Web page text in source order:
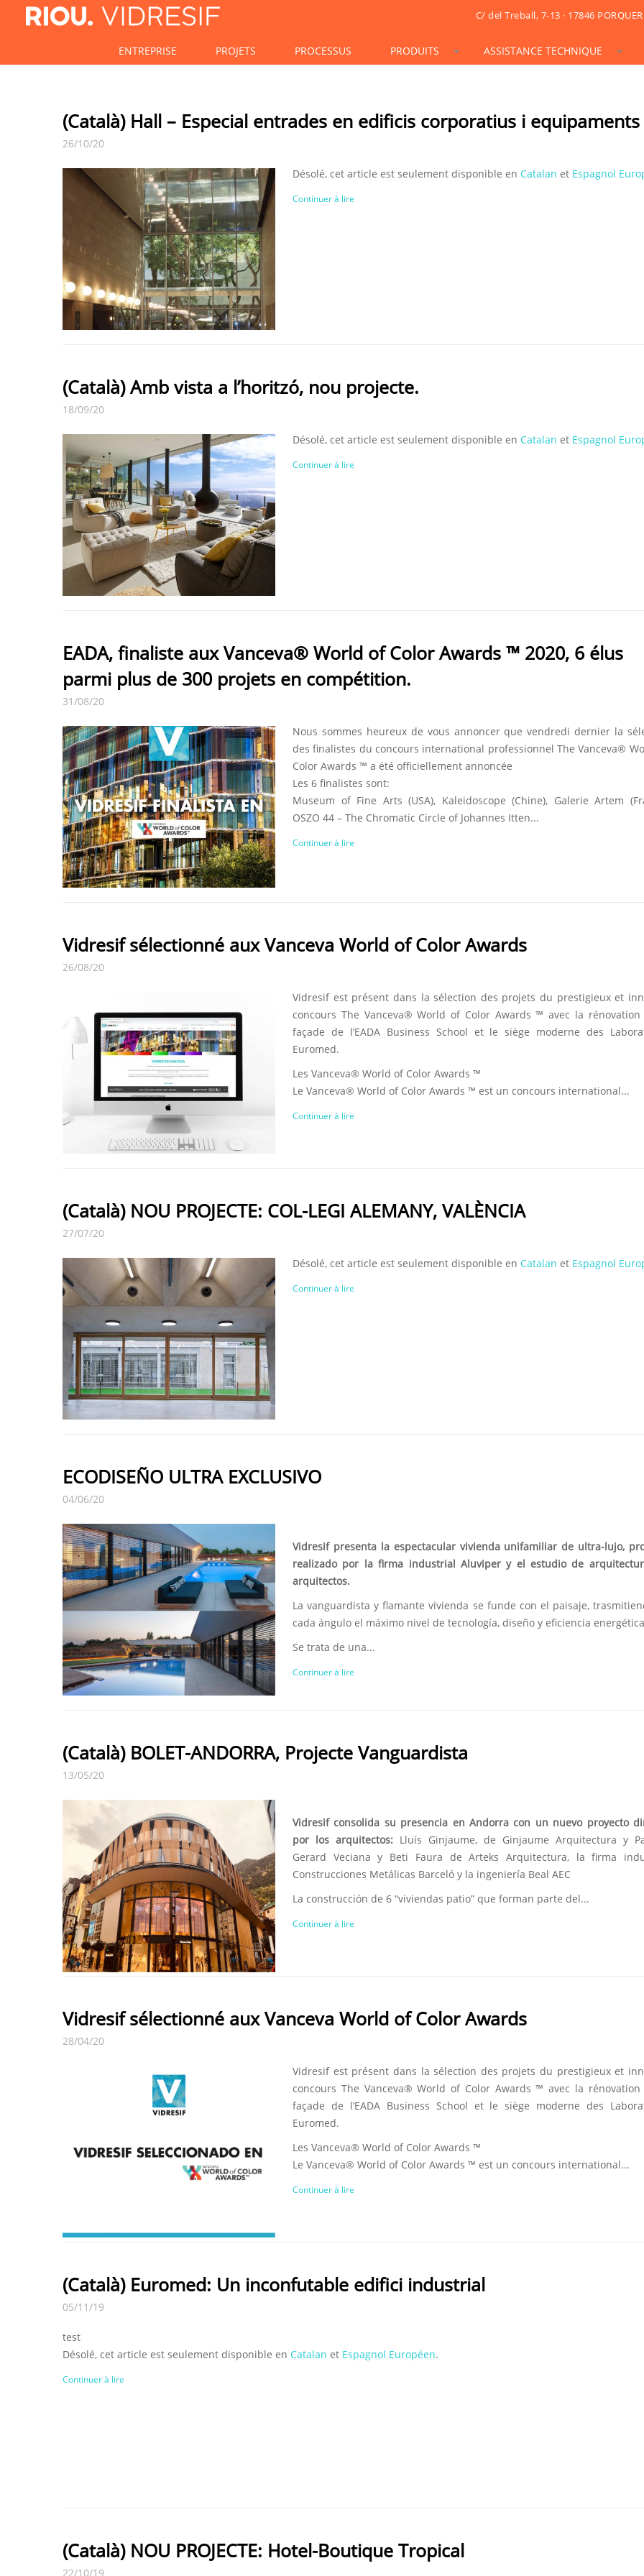
C/ del Treball, 7-13 · 17846
ENTREPRISE PROJETS PROCESSUS PRODUITS ASSISTANCE TECHNIQUE
(Català) Hall – Especial entrades en edificis corporatius i equipaments
26/10/20
Désolé, cet article est seulement disponible enCatalan et Espagnol
Continuer à lire
(Català) Amb vista a l’horitzó, nou projecte.
18/09/20
Désolé, cet article est seulement disponible enCatalan et Espagnol
Continuer à lire
EADA, finaliste aux Vanceva® World of Color Awards ™ 2020, 6 élus
parmi plus de 300 projets en compétition.
31/08/20
Nous sommes heureux de vous annoncer que vendredi dernier la
des finalistes du concours international professionnel The Vanceva®
Color Awards ™ a été officiellement annoncée
Les 6 finalistes sont:
Museum of Fine Arts (USA), Kaleidoscope (Chine), Galerie Artem
OSZO 44 – The Chromatic Circle of Johannes Itten...
Continuer à lire
Vidresif sélectionné aux Vanceva World of Color Awards
26/08/20
Vidresif est présent dans la sélection des projets du prestigieux et
concours The Vanceva® World of Color Awards ™ avec la
façade de l’EADA Business School et le siège moderne des
Euromed.
Les Vanceva® World of Color Awards ™
Le Vanceva® World of Color Awards ™ est un concours international...
Continuer à lire
(Català) NOU PROJECTE: COL-LEGI ALEMANY, VALÈNCIA
27/07/20
Désolé, cet article est seulement disponible enCatalan et Espagnol
Continuer à lire
ECODISEÑO ULTRA EXCLUSIVO
04/06/20
Vidresif presenta la espectacular vivienda unifamiliar de ultra-lujo,
realizado por la firma industrial Aluviper y el estudio de
arquitectos.
La vanguardista y flamante vivienda se funde con el paisaje,
cada ángulo el máximo nivel de tecnología, diseño y eficiencia
Se trata de una...
Continuer à lire
(Català) BOLET-ANDORRA, Projecte Vanguardista
13/05/20
Vidresif consolida su presencia en Andorra con un nuevo proyecto
por los arquitectos: Lluís Ginjaume, de Ginjaume Arquitectura y
Gerard Veciana y Beti Faura de Arteks Arquitectura, la firma
Construcciones Metálicas Barceló y la ingeniería Beal AEC
La construcción de 6 “viviendas patio” que forman parte del...
Continuer à lire
Vidresif sélectionné aux Vanceva World of Color Awards
28/04/20
Vidresif est présent dans la sélection des projets du prestigieux et
concours The Vanceva® World of Color Awards ™ avec la
façade de l’EADA Business School et le siège moderne des
Euromed.
Les Vanceva® World of Color Awards ™
Le Vanceva® World of Color Awards ™ est un concours international...
Continuer à lire
(Català) Euromed: Un inconfutable edifici industrial
05/11/19
test
Désolé, cet article est seulement disponible en Catalan et Espagnol Européen.
Continuer à lire
(Català) NOU PROJECTE: Hotel-Boutique Tropical
22/10/19